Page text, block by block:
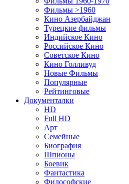
Фильмы >1960
Кино Азербайджан
Турецкие фильмы
Индийское Кино
Российское Кино
Советское Кино
Кино Голливуд
Новые Фильмы
Популярные
Рейтинговые
Документалки
HD
Full HD
Арт
Семейные
Биография
Шпионы
Боевик
Фантастика
Философские